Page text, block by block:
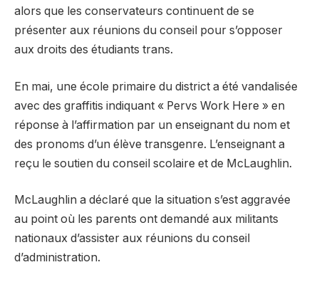
alors que les conservateurs continuent de se
présenter aux réunions du conseil pour s’opposer
aux droits des étudiants trans.
En mai, une école primaire du district a été vandalisée
avec des graffitis indiquant « Pervs Work Here » en
réponse à l’affirmation par un enseignant du nom et
des pronoms d’un élève transgenre. L’enseignant a
reçu le soutien du conseil scolaire et de McLaughlin.
McLaughlin a déclaré que la situation s’est aggravée
au point où les parents ont demandé aux militants
nationaux d’assister aux réunions du conseil
d’administration.